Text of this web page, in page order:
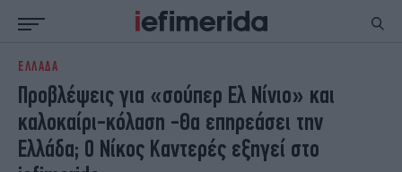
ΕΙΔΗΣΕΙΣ
NON PAPER
ΕΛΛΑΔΑ
ΟΙΚΟΝΟΜΙΑ
ΚΟΣΜΟΣ
ΠΟΛΙΤΙΣΜΟΣ
ΠΑΝΕΛΛΗΝΙΕΣ
ΕΛΛΑΔΑ
Προβλέψεις για «σούπερ Ελ Νίνιο» και
καλοκαίρι-κόλαση -Θα επηρεάσει την
Ελλάδα; Ο Νίκος Καντερές εξηγεί στο